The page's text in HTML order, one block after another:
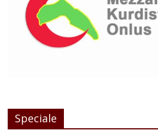
Speciale